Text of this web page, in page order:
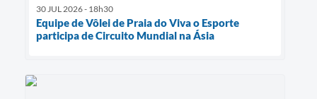
30 JUL 2026 - 18h30
Equipe de Vôlei de Praia do Viva o Esporte
participa de Circuito Mundial na Ásia